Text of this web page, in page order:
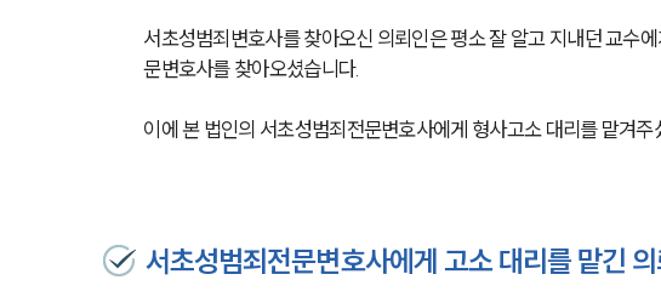
서초성범죄변호사를 찾아오신 의뢰인은 평소 잘 알고 지내던 교수
문변호사를 찾아오셨습니다.
이에 본 법인의 서초성범죄전문변호사에게 형사고소 대리를 맡겨주
서초성범죄전문변호사에게 고소 대리를 맡긴